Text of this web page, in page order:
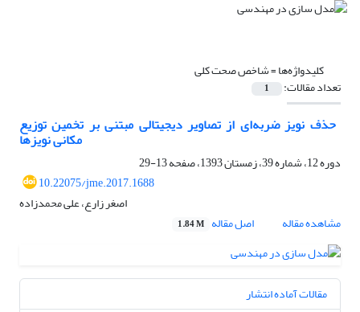
کلیدواژه‌ها =شاخص صحت کلی
تعداد مقالات: 1
‏ حذف نویز ضربه‌ای از تصاویر دیجیتالی مبتنی بر تخمین توزیع
مکانی نویزها
دوره 12، شماره 39، زمستان 1393، صفحه
13-29
10.22075/jme.2017.1688
اصغر زارع، علی محمدزاده
مشاهده مقاله
اصل مقاله 1.84 M
مقالات آماده انتشار